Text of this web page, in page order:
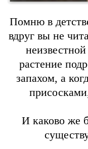
Помню в
вдруг вы не
растение
запахом, а
И каково же